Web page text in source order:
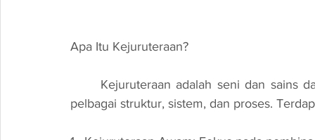
Apa Itu Kejuruteraan?
pelbagai struktur, sistem, dan proses.